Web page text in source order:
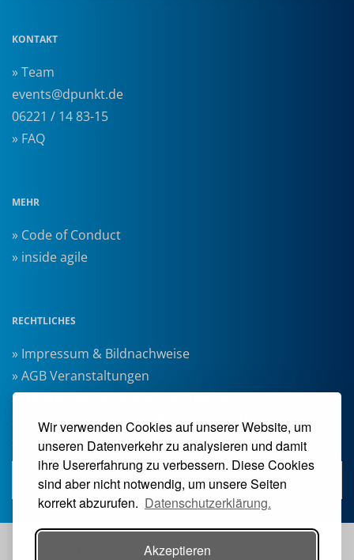
Wir verwenden Cookies auf unserer Website, um
unseren Datenverkehr zu analysieren und damit
ihre Usererfahrung zu verbessern. Diese Cookies
sind aber nicht notwendig, um unsere Seiten
korrekt abzurufen. Datenschutzerklärung.
Akzeptieren
KONTAKT
» Team
events@dpunkt.de
06221 / 14 83-15
» FAQ
MEHR
» Code of Conduct
» inside agile
RECHTLICHES
» Impressum & Bildnachweise
» AGB Veranstaltungen
» Datenschutzerklärung Heise Medien
» Datenschutzerklärung Rheinwerk Verlag
» Cookie-Einstellungen ändern
» Vertrag widerrufen